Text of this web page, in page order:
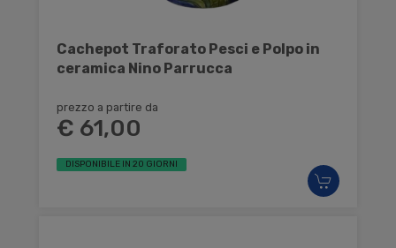
Cachepot Traforato Pesci e Polpo in
ceramica Nino Parrucca
prezzo a partire da
€ 61,00
DISPONIBILE IN 20 GIORNI